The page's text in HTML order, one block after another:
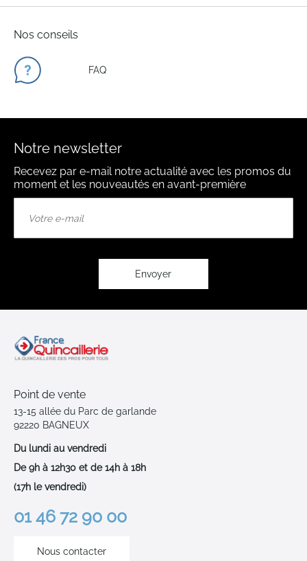
Nos conseils
FAQ
Notre newsletter
Recevez par e-mail notre actualité avec les promos du
moment et les nouveautés en avant-première
Envoyer
Point de vente
13-15 allée du Parc de garlande
92220 BAGNEUX
Du lundi au vendredi
De 9h à 12h30 et de 14h à 18h
(17h le vendredi)
01 46 72 90 00
Nous contacter